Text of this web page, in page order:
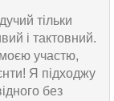
тільки
і тактовний.
участю,
Я підходжу
без